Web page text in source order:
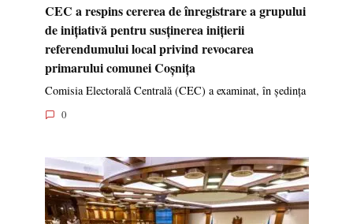
CEC a respins cererea de înregistrare a grupului
de inițiativă pentru susținerea inițierii
referendumului local privind revocarea
primarului comunei Coșnița
Comisia Electorală Centrală (CEC) a examinat, în ședința
0